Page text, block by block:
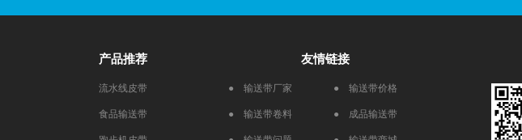
产品推荐
流水线皮带
食品输送带
友情链接
● 输送带厂家 ● 输送带价格
● 输送带卷料 ● 成品输送带